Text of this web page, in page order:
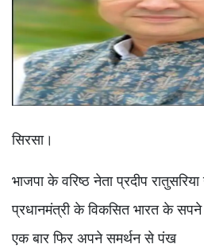
सिरसा।
भाजपा के वरिष्ठ नेता प्रदीप
प्रधानमंत्री के विकसित भारत के
एक बार फिर अपने समर्थन से पंख